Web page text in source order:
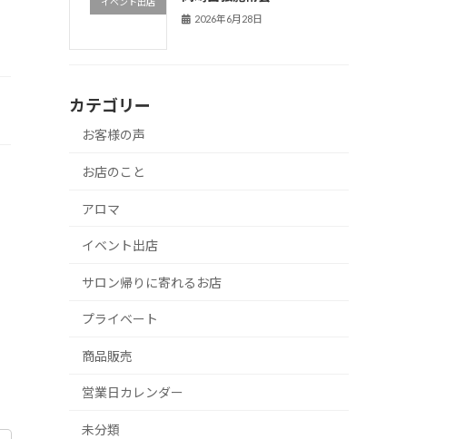
2026年6月28日
カテゴリー
お客様の声
お店のこと
アロマ
イベント出店
サロン帰りに寄れるお店
プライベート
商品販売
営業日カレンダー
未分類